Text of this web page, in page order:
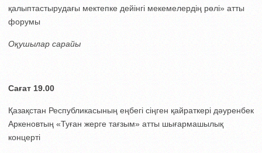
қалыптастырудағы мектепке дейінгі мекемелердің рөлі» атты
форумы
Оқушылар сарайы
Сағат 19.00
Қазақстан Республикасының еңбегі сіңген қайраткері дәуренбек
Аркеновтың «Туған жерге тағзым» атты шығармашылық
концерті